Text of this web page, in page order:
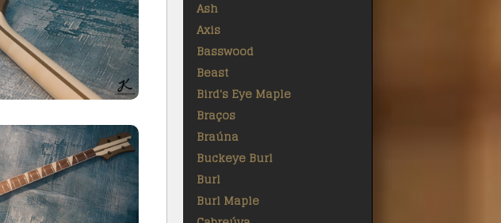
Ash
Axis
Basswood
Beast
Bird's Eye Maple
Braços
Braúna
Buckeye Burl
Burl
Burl Maple